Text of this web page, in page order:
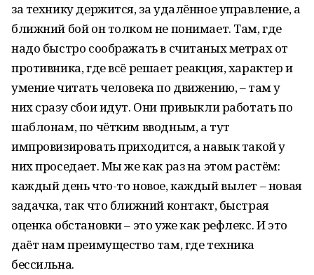
за технику держится, за удалённое управление, а
ближний бой он толком не понимает. Там, где
надо быстро соображать в считаных метрах от
противника, где всё решает реакция, характер и
умение читать человека по движению, – там у
них сразу сбои идут. Они привыкли работать по
шаблонам, по чётким вводным, а тут
импровизировать приходится, а навык такой у
них проседает. Мы же как раз на этом растём:
каждый день что-то новое, каждый вылет – новая
задачка, так что ближний контакт, быстрая
оценка обстановки – это уже как рефлекс. И это
даёт нам преимущество там, где техника
бессильна.